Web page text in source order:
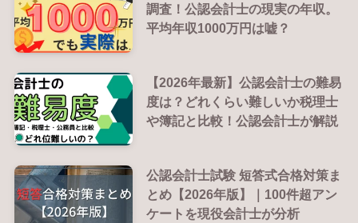
調査！公認会計士の現実の年収。
平均年収1000万円は嘘？
【2026年最新】公認会計士の難易
度は？どれくらい難しいか税理士
や簿記と比較！公認会計士が解説
公認会計士試験 短答式合格対策ま
とめ【2026年版】｜100件超アン
ケートを現役会計士が分析